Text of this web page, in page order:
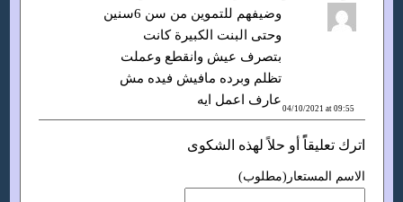
04/10/2021 at 09:55
وضيفهم للتموين من سن 6سنين
وحتى البنت الكبيرة كانت
بتصرف عيش وانقطع وعملت
تظلم وبرده مافيش فيده مش
عارف اعمل ايه
اترك تعليقاًً أو حلاً لهذه الشكوى
الاسم المستعار(مطلوب)